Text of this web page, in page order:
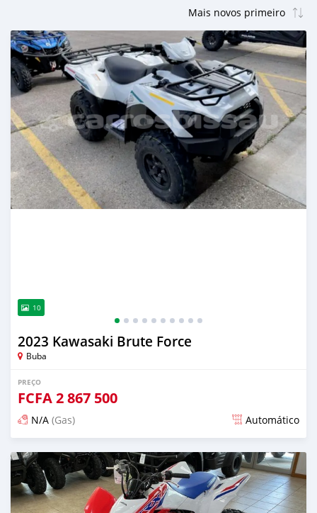
10
2023 Kawasaki Brute Force
Buba
PREÇO
FCFA2 867 500
N/A (Gas) Automático
Publicado 12 dias atrás